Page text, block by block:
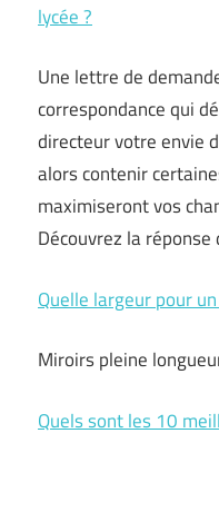
lycée ?
Une lettre de
correspondance qui
directeur votre envie
alors contenir
maximiseront vos
Découvrez la
Quelle largeur pour
Miroirs pleine
Quels sont les 10